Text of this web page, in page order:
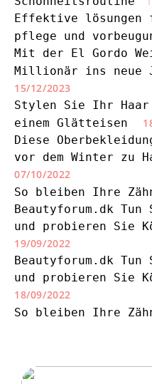
Effektive lösungen
pflege und
Mit der El Gordo
Millionär ins neue
15/12/2023
Stylen Sie Ihr Haar
einem Glätteisen
Diese
vor dem Winter zu
07/10/2022
So bleiben Ihre
Beautyforum.dk
und probieren Sie
19/09/2022
Beautyforum.dk
und probieren Sie
18/09/2022
So bleiben Ihre